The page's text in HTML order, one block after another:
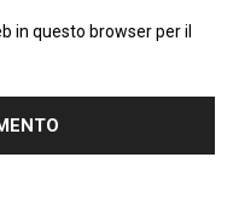
in questo browser per il